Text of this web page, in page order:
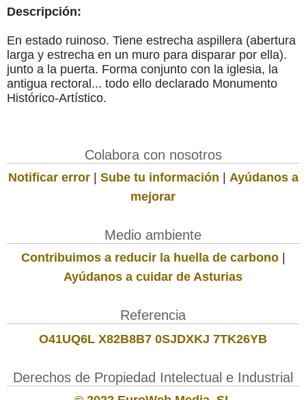
Descripción:
En estado ruinoso. Tiene estrecha aspillera (abertura
larga y estrecha en un muro para disparar por ella).
junto a la puerta. Forma conjunto con la iglesia, la
antigua rectoral... todo ello declarado Monumento
Histórico-Artístico.
Colabora con nosotros
Notificar error| Sube tu información | Ayúdanos a
mejorar
Medio ambiente
Contribuimos a reducir la huella de carbono|
Ayúdanos a cuidar de Asturias
Referencia
O41UQ6L X82B8B7 0SJDXKJ 7TK26YB
Derechos de Propiedad Intelectual e Industrial